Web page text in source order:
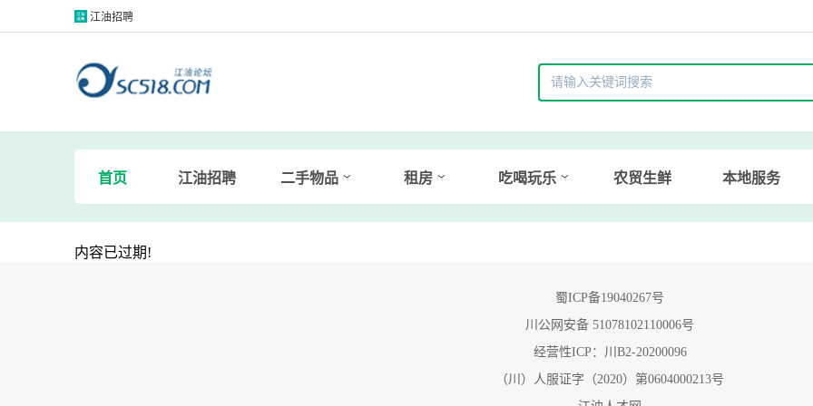
江油招聘
首页 江油招聘 二手物品 租房 吃喝玩乐 农贸生鲜 本地服务
内容已过期!
蜀ICP备19040267号
川公网安备 51078102110006号
经营性ICP：川B2-20200096
（川）人服证字（2020）第0604000213号